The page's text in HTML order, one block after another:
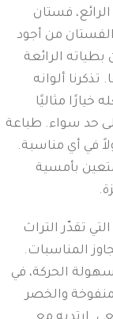
فستان
من أجود
بطياته الرائعة
ألوانه
خيارًا مثاليًا
حد سواء. طباعة
في أي مناسبة.
بأمسية
تقدّر التراث
المناسبات.
الحركة، في
والخصر